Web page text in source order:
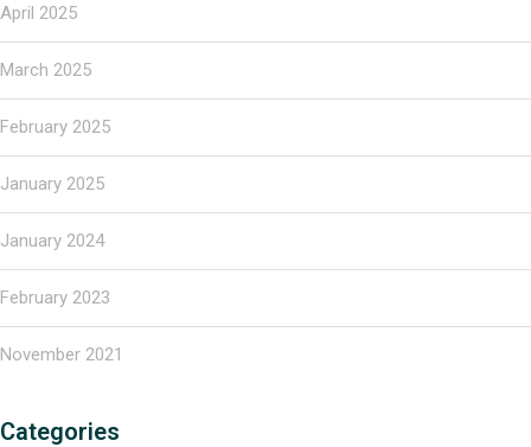
April 2025
March 2025
February 2025
January 2025
January 2024
February 2023
November 2021
Categories